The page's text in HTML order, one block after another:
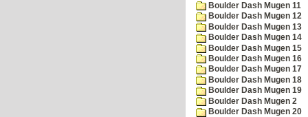
Boulder Dash Mugen 11
Boulder Dash Mugen 12
Boulder Dash Mugen 13
Boulder Dash Mugen 14
Boulder Dash Mugen 15
Boulder Dash Mugen 16
Boulder Dash Mugen 17
Boulder Dash Mugen 18
Boulder Dash Mugen 19
Boulder Dash Mugen 2
Boulder Dash Mugen 20